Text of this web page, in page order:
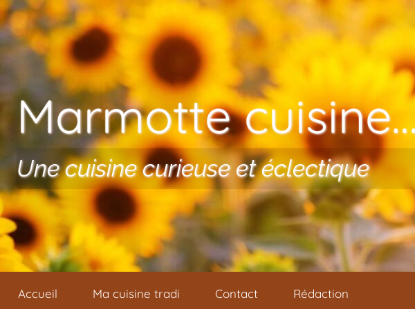
Aller au contenu
Marmotte
Une cuisine curieuse et éclectique
Accueil Ma cuisine tradi Contact Rédaction